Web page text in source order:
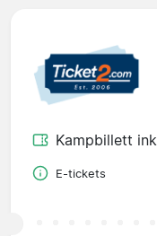
Kampbillett
E-tickets